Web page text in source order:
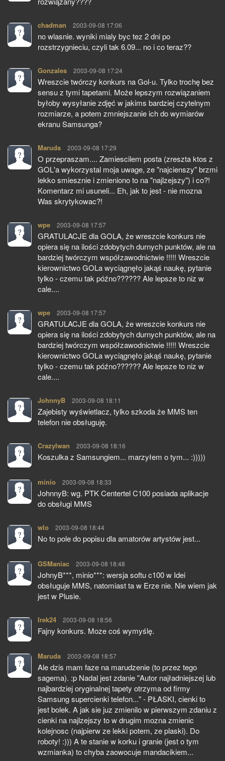
chadman pisze:
2003-09-08 17:06
no wlasnie. wyniki mialy byc tez 2 dni po
rozstrzygnieciu, czyli tak 6.09... no i co teraz??
Gonzales pisze:
2003-09-08 17:24
Wreszcie twórczy konkurs na Gol-u. Tylko trochę bez
sensu z tymi tapetami. Może lepszym rozwiązaniem
byłoby wysyłanie zdjęć w jakims bardziej czytelnym
rozmiarze, a potem zmniejszanie ich do wymiarów
ekranu Samsunga?
Maruda pisze:
2003-09-08 17:29
O przepraszam.... Zamiescilem posta (zreszta ktos z
GOL'a wykorzystal moja uwage, ze "najcienszy" brzmi
lekko smiesznie i zmieniono to na "najlzejszy") i co?!
Komentarz mi usuneli... Eh, jak to jest - nie mozna
Was skrytykowac?!
wpe pisze:
2003-09-08 17:57
GRATULACJE dla GOLA, że wreszcie konkurs nie
opiera się na ilości zdobytych durnych punktów, ale na
bardziej twórczym współzawodnictwie !!!!! Wreszcie
kierownictwo GOLa wyciągnęło jakąś naukę, pytanie
tylko - czemu tak późno?????? Ale lepsze to niz w
cale....
wpe pisze:
2003-09-08 17:57
GRATULACJE dla GOLA, że wreszcie konkurs nie
opiera się na ilości zdobytych durnych punktów, ale na
bardziej twórczym współzawodnictwie !!!!! Wreszcie
kierownictwo GOLa wyciągnęło jakąś naukę, pytanie
tylko - czemu tak późno?????? Ale lepsze to niz w
cale....
JohnnyB pisze:
2003-09-08 18:11
Zajebisty wyświetlacz, tylko szkoda że MMS ten
telefon nie obsługuję.
CrazyIwan pisze:
2003-09-08 18:16
Koszulka z Samsungiem... marzyłem o tym... :)))))
minio pisze:
2003-09-08 18:33
JohnnyB: wg. PTK Centertel C100 posiada aplikacje
do obsługi MMS
wlo pisze:
2003-09-08 18:44
No to pole do popisu dla amatorów artystów jest...
GSManiac pisze:
2003-09-08 18:48
JohnyB***, minio***: wersja softu c100 w Idei
obsługuje MMS, natomiast ta w Erze nie. Nie wiem jak
jest w Plusie.
Irek24 pisze:
2003-09-08 18:56
Fajny konkurs. Moze coś wymyślę.
Maruda pisze:
2003-09-08 18:57
Ale dzis mam faze na marudzenie (to przez tego
sagema). :p Nadal jest zdanie "Autor najładniejszej lub
najbardziej oryginalnej tapety otrzyma od firmy
Samsung supercienki telefon..." - PŁASKI, cienki to
jest bolek. A jak sie juz zmienilo w pierwszym zdaniu z
cienki na najlzejszy to w drugim mozna zmienic
kolejnosc (najpierw ze lekki potem, ze plaski). Do
roboty! :))) A te stanie w korku i granie (jest o tym
wzmianka) to chyba zaowocuje mandacikiem...